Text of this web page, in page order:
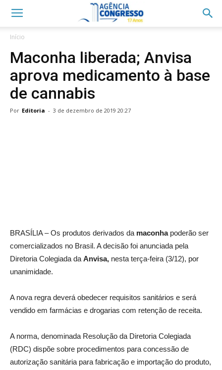
Início
Maconha liberada; Anvisa
aprova medicamento à base
de cannabis
Por Editoria - 3 de dezembro de 2019 20:27
BRASÍLIA – Os produtos derivados da maconhapoderão ser
comercializados no Brasil. A decisão foi anunciada pela
Diretoria Colegiada da Anvisa, nesta terça-feira (3/12), por
unanimidade.
A nova regra deverá obedecer requisitos sanitários e será
vendido em farmácias e drogarias com retenção de receita.
A norma, denominada Resolução da Diretoria Colegiada
(RDC) dispõe sobre procedimentos para concessão de
autorização sanitária para fabricação e importação do produto,